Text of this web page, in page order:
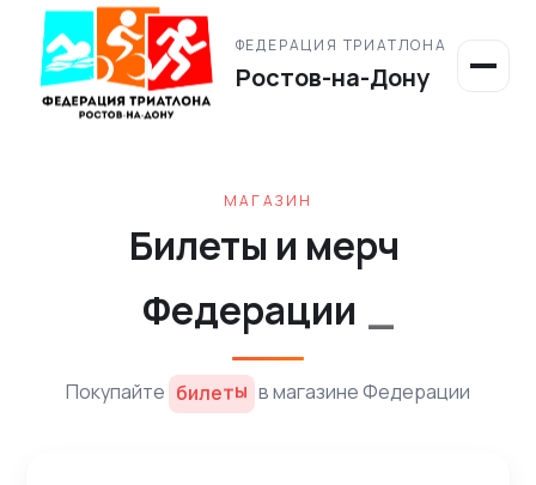
ФЕДЕРАЦИЯ ТРИАТЛОНА
Ростов-на-Дону
МАГАЗИН
Билеты и мерч Федераци
_
Покупайте значки
билеты
в магазине Федерации